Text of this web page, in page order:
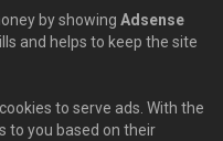
by showing Adsense
and helps to keep the site
to serve ads. With the
to you based on their